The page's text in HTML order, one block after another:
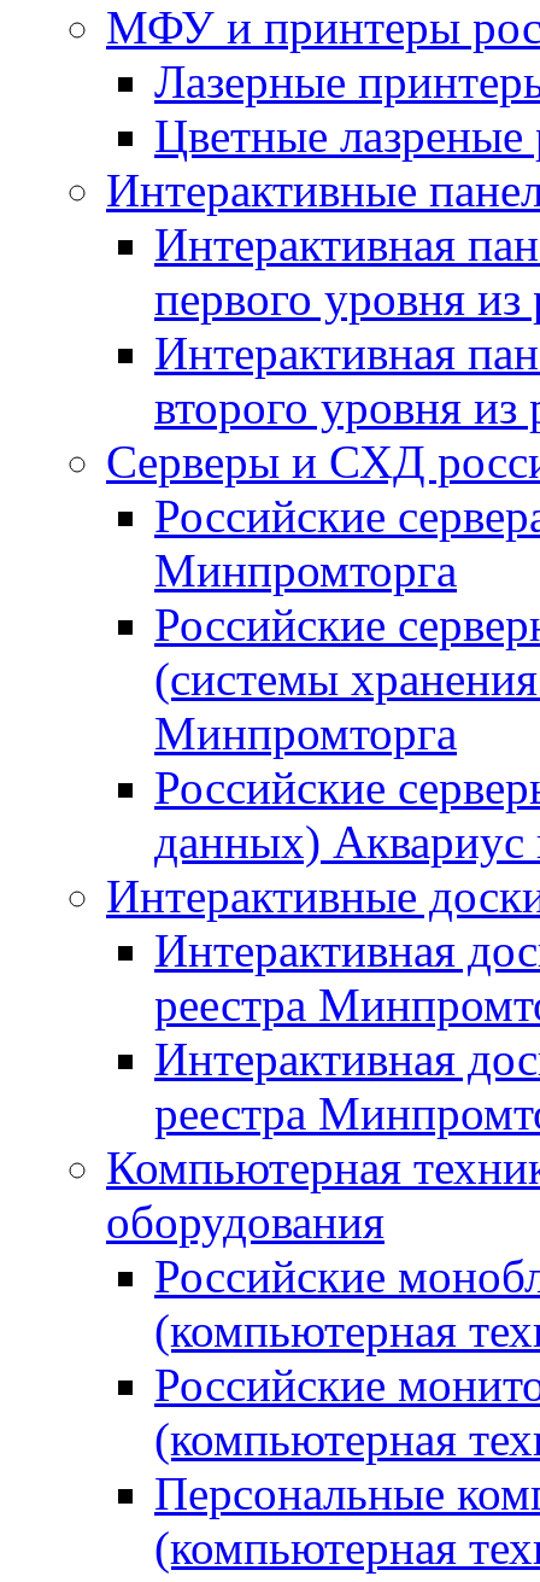
МФУ и принтеры
Лазерные
Цветные
Интерактивные
Интерактивная
первого уровня
Интерактивная
второго уровня
Серверы и СХД
Российские
Минпромторга
Российские
(системы
Минпромторга
Российские
данных) Аквариус
Интерактивные
Интерактивная
реестра
Интерактивная
реестра
Компьютерная
оборудования
Российские
(компьютерная
Российские
(компьютерная
Персональные
(компьютерная